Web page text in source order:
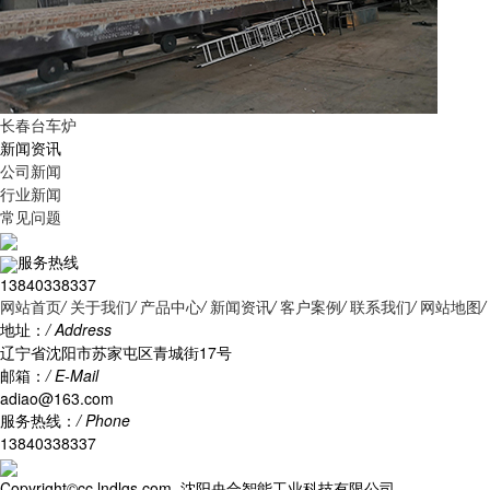
长春台车炉
新闻资讯
公司新闻
行业新闻
常见问题
服务热线
13840338337
网站首页/ 关于我们/ 产品中心/ 新闻资讯/ 客户案例/ 联系我们/ 网站地图/
地址：/ Address
辽宁省沈阳市苏家屯区青城街17号
邮箱：/ E-Mail
adiao@163.com
服务热线：/ Phone
13840338337